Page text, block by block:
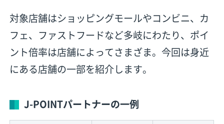
対象店舗はショッピングモールやコンビニ、カ
フェ、ファストフードなど多岐にわたり、ポイ
ント倍率は店舗によってさまざま。今回は身近
にある店舗の一部を紹介します。
J-POINTパートナーの一例